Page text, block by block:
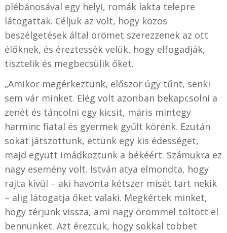
plébánosával egy helyi, romák lakta telepre
látogattak. Céljuk az volt, hogy közös
beszélgetések által örömet szerezzenek az ott
élőknek, és éreztessék velük, hogy elfogadják,
tisztelik és megbecsülik őket.
„Amikor megérkeztünk, először úgy tűnt, senki
sem vár minket. Elég volt azonban bekapcsolni a
zenét és táncolni egy kicsit, máris mintegy
harminc fiatal és gyermek gyűlt körénk. Ezután
sokat játszottunk, ettünk egy kis édességet,
majd együtt imádkoztunk a békéért. Számukra ez
nagy esemény volt. István atya elmondta, hogy
rajta kívül – aki havonta kétszer misét tart nekik
– alig látogatja őket valaki. Megkértek minket,
hogy térjünk vissza, ami nagy örömmel töltött el
bennünket. Azt éreztük, hogy sokkal többet